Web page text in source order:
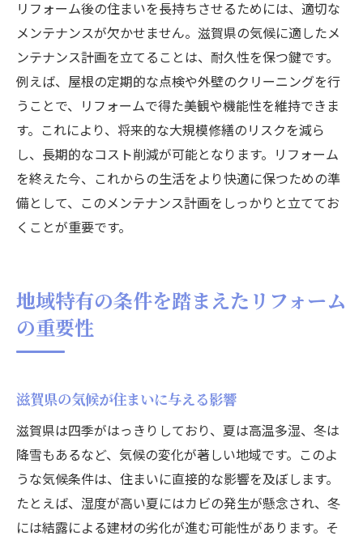
材料費を削減するための業者選びのコツ
DIYでできる部分とプロに任せる部分を見極
める
中古素材の再利用でコスト削減
長期的視点に立った支出計画の立て方
リフォーム後の住まいを長持ちさせるためには、適切な
メンテナンスが欠かせません。滋賀県の気候に適したメ
ンテナンス計画を立てることは、耐久性を保つ鍵です。
例えば、屋根の定期的な点検や外壁のクリーニングを行
うことで、リフォームで得た美観や機能性を維持できま
す。これにより、将来的な大規模修繕のリスクを減ら
し、長期的なコスト削減が可能となります。リフォーム
を終えた今、これからの生活をより快適に保つための準
備として、このメンテナンス計画をしっかりと立ててお
くことが重要です。
地域特有の条件を踏まえたリフォーム
の重要性
滋賀県の気候が住まいに与える影響
滋賀県は四季がはっきりしており、夏は高温多湿、冬は
降雪もあるなど、気候の変化が著しい地域です。このよ
うな気候条件は、住まいに直接的な影響を及ぼします。
たとえば、湿度が高い夏にはカビの発生が懸念され、冬
には結露による建材の劣化が進む可能性があります。そ